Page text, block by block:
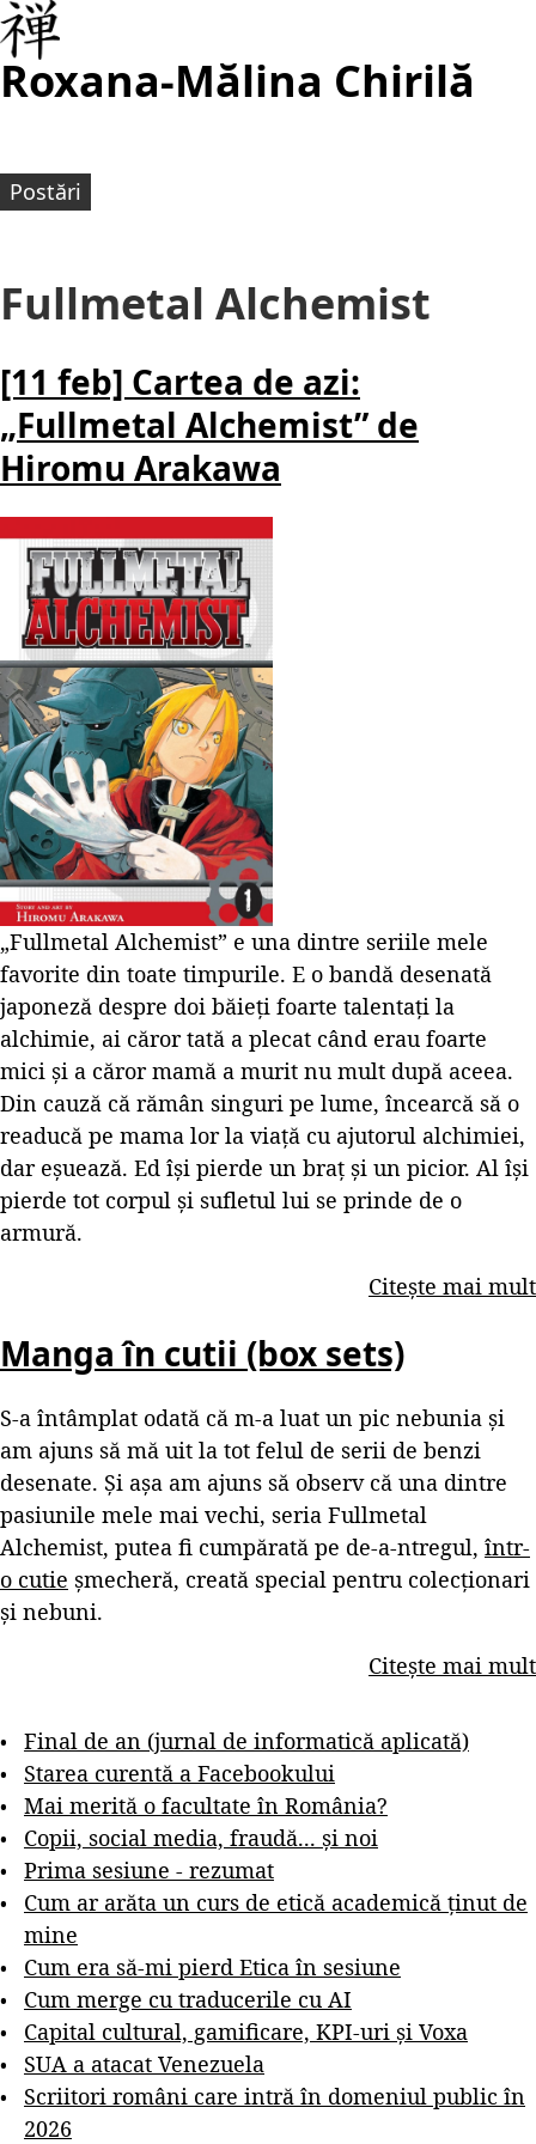
Roxana-Mălina Chirilă
Postări
Fullmetal Alchemist
[11 feb] Cartea de azi:
„Fullmetal Alchemist” de
Hiromu Arakawa
„Fullmetal Alchemist” e una dintre seriile mele
favorite din toate timpurile. E o bandă desenată
japoneză despre doi băieți foarte talentați la
alchimie, ai căror tată a plecat când erau foarte
mici și a căror mamă a murit nu mult după aceea.
Din cauză că rămân singuri pe lume, încearcă să o
readucă pe mama lor la viață cu ajutorul alchimiei,
dar eșuează. Ed își pierde un braț și un picior. Al își
pierde tot corpul și sufletul lui se prinde de o
armură.
Citește mai mult
Manga în cutii (box sets)
S-a întâmplat odată că m-a luat un pic nebunia și
am ajuns să mă uit la tot felul de serii de benzi
desenate. Și așa am ajuns să observ că una dintre
pasiunile mele mai vechi, seria Fullmetal
Alchemist, putea fi cumpărată pe de-a-ntregul, într-
o cutie șmecheră, creată special pentru colecționari
și nebuni.
Citește mai mult
Final de an (jurnal de informatică aplicată)
Starea curentă a Facebookului
Mai merită o facultate în România?
Copii, social media, fraudă... și noi
Prima sesiune - rezumat
Cum ar arăta un curs de etică academică ținut de
mine
Cum era să-mi pierd Etica în sesiune
Cum merge cu traducerile cu AI
Capital cultural, gamificare, KPI-uri și Voxa
SUA a atacat Venezuela
Scriitori români care intră în domeniul public în
2026